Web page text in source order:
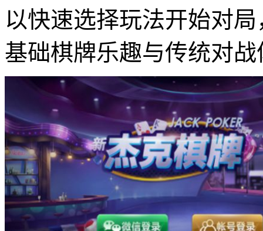
以快速选择玩法开始对
基础棋牌乐趣与传统对战